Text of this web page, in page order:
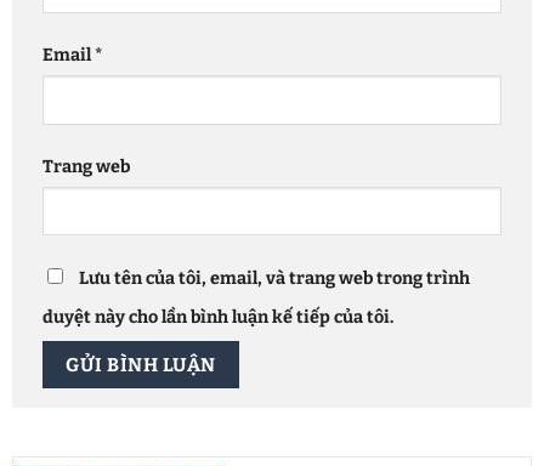
Email*
Trang web
Lưu tên của tôi, email, và trang web trong trình
duyệt này cho lần bình luận kế tiếp của tôi.